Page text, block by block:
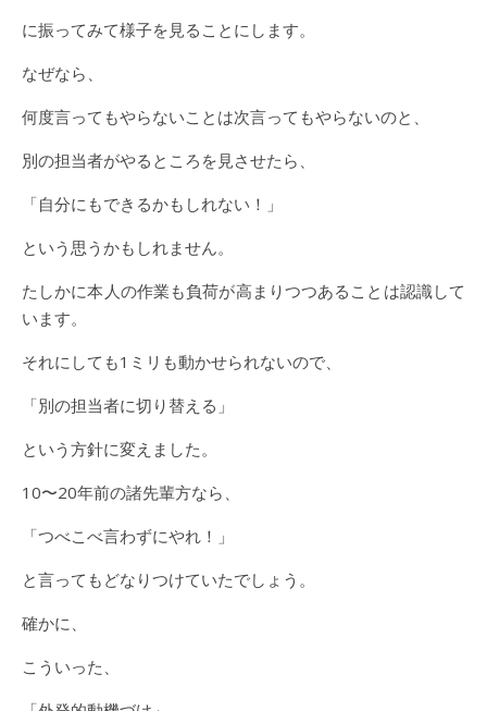
に振ってみて様子を見ることにします。
なぜなら、
何度言ってもやらないことは次言ってもやらないのと、
別の担当者がやるところを見させたら、
「自分にもできるかもしれない！」
という思うかもしれません。
たしかに本人の作業も負荷が高まりつつあることは認識して
います。
それにしても1ミリも動かせられないので、
「別の担当者に切り替える」
という方針に変えました。
10〜20年前の諸先輩方なら、
「つべこべ言わずにやれ！」
と言ってもどなりつけていたでしょう。
確かに、
こういった、